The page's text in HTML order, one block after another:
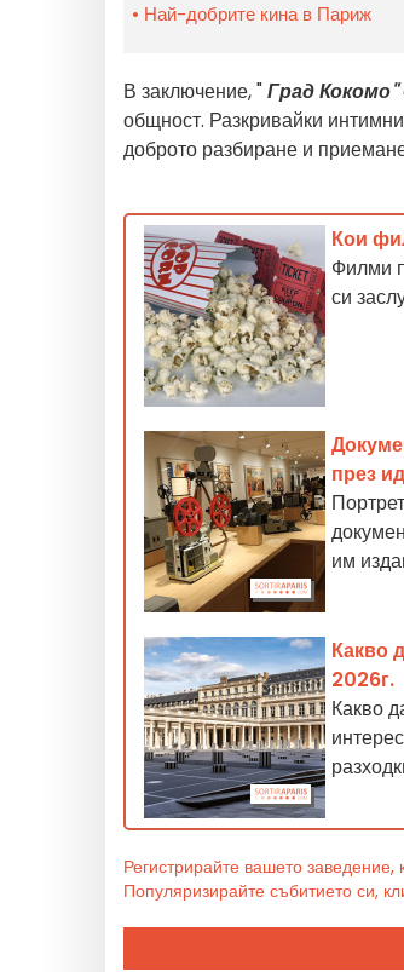
Най-добрите кина в Париж
В заключение, "Град Кокомо"
общност. Разкривайки
доброто разбиране и
Кои
Филми
си
през
им
Какво
2026г.
Какво
Регистрирайте вашето заведение,
Популяризирайте събитието си,